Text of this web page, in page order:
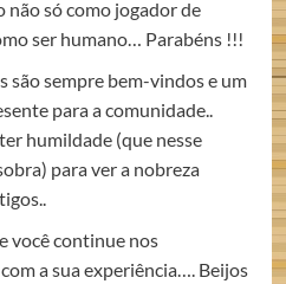
não só como jogador de
ser humano… Parabéns !!!
são sempre bem-vindos e um
para a comunidade..
humildade (que nesse
para ver a nobreza
você continue nos
a sua experiência…. Beijos